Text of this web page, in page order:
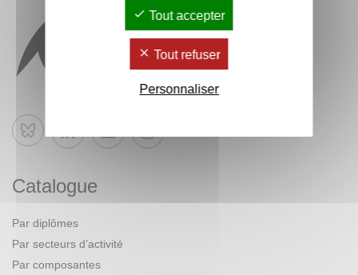
Bluesky
Catalogue
Par diplômes
Par secteurs d’activité
Par composantes
Tout accepter
Tout refuser
Personnaliser